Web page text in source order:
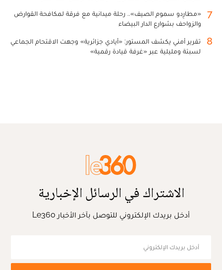
7
«مطارِدو سموم الصيف».. رحلة ميدانية مع فرقة لمكافحة القوارض
والزواحف بشوارع الدار البيضاء
8
تقرير أمني يكشف المستور: «أيادي جزائرية» وجهت الاقتحام الجماعي
لسبتة ومليلية عبر «غرفة قيادة رقمية»
الاشتراك في الرسائل الإخبارية
أدخل بريدك الإلكتروني للتوصل بآخر الأخبار Le360